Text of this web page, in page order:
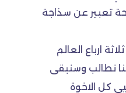
تعبير عن سذاجة
ارباع العالم
نطالب وسنبقى
كل الاخوة